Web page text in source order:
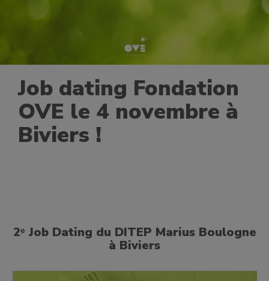
Job dating Fondation
OVE le 4 novembre à
Biviers !
2ᵉ Job Dating du DITEP Marius Boulogne
à Biviers